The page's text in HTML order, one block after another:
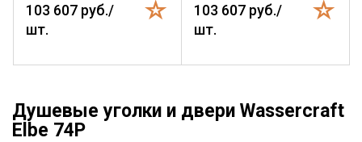
103 607 руб./
шт.
103 607 руб./
шт.
Душевые уголки и двери Wassercraft
Elbe 74P